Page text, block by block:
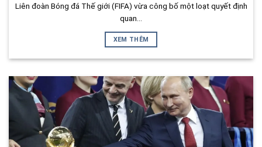
Liên đoàn Bóng đá Thế giới (FIFA) vừa công bố một loạt quyết định
quan...
XEM THÊM